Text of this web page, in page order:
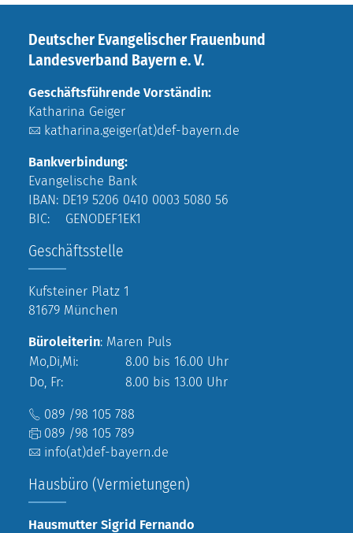
Deutscher Evangelischer Frauenbund
Landesverband Bayern e. V.
Geschäftsführende Vorständin:
Katharina Geiger
katharina.geiger(at)def-bayern.de
Bankverbindung:
Evangelische Bank
IBAN: DE19 5206 0410 0003 5080 56
BIC: GENODEF1EK1
Geschäftsstelle
Kufsteiner Platz 1
81679 München
Büroleiterin: Maren Puls
Mo,Di,Mi:
8.00 bis 16.00 Uhr
Do, Fr:
8.00 bis 13.00 Uhr
089 /98 105 788
089 /98 105 789
info(at)def-bayern.de
Hausbüro (Vermietungen)
Hausmutter Sigrid Fernando